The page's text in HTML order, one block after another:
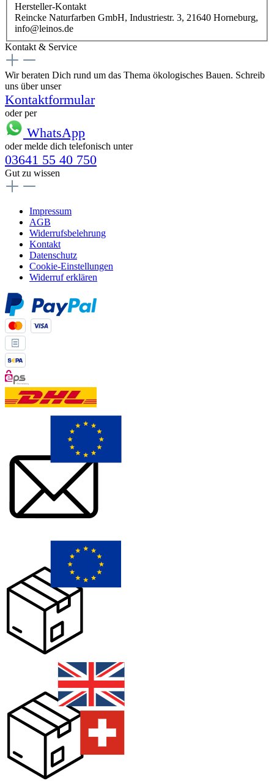
Hersteller-Kontakt
Reincke Naturfarben GmbH, Industriestr. 3, 21640 Horneburg,
info@leinos.de
Kontakt & Service
Wir beraten Dich rund um das Thema ökologisches Bauen. Schreib
uns über unser
Kontaktformular
oder per
WhatsApp
oder melde dich telefonisch unter
03641 55 40 750
Gut zu wissen
Impressum
AGB
Widerrufsbelehrung
Kontakt
Datenschutz
Cookie-Einstellungen
Widerruf erklären